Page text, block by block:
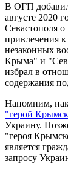
В ОГП
августе 2020
Севастополя
привлечения к
незаконных
Крыма" и
избрал в
содержания
Напомним,
"герой
Украину.
"героя
является
запросу